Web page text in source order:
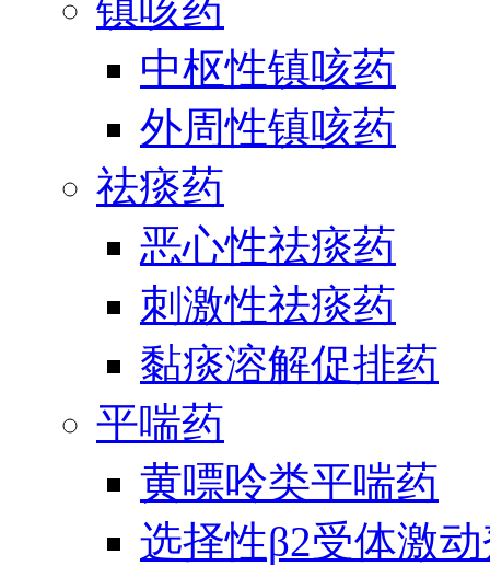
中枢性镇咳药
外周性镇咳药
祛痰药
恶心性祛痰药
刺激性祛痰药
黏痰溶解促排药
平喘药
黄嘌呤类平喘药
选择性β2受体激